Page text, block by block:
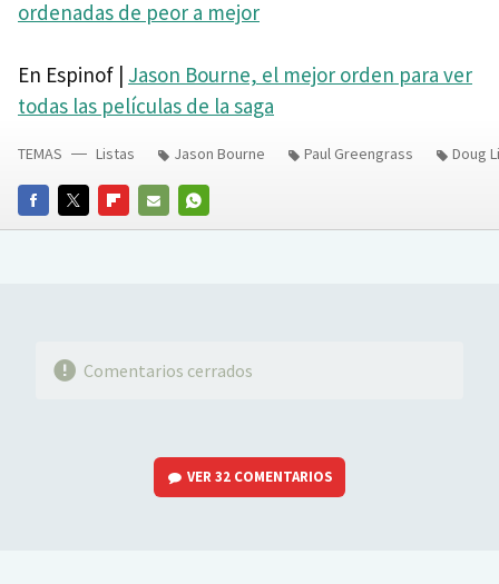
ordenadas de peor a mejor
En Espinof | Jason Bourne, el mejor orden para ver
todas las películas de la saga
FACEBOOKTWITTERFLIPBOARD
E-
WHATSAPP
TEMAS Listas Jason Bourne Paul Greengrass Doug
Comentarios cerrados
VER32 COMENTARIOS